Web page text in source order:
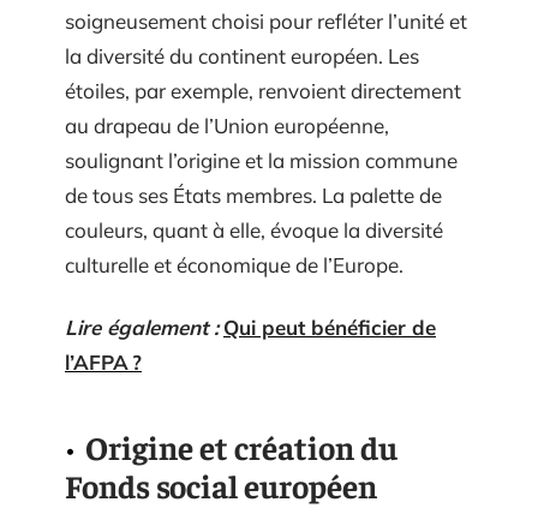
soigneusement choisi pour refléter l’unité et
la diversité du continent européen. Les
étoiles, par exemple, renvoient directement
au drapeau de l’Union européenne,
soulignant l’origine et la mission commune
de tous ses États membres. La palette de
couleurs, quant à elle, évoque la diversité
culturelle et économique de l’Europe.
Lire également : Qui peut bénéficier de
l’AFPA ?
Origine et création du
Fonds social européen